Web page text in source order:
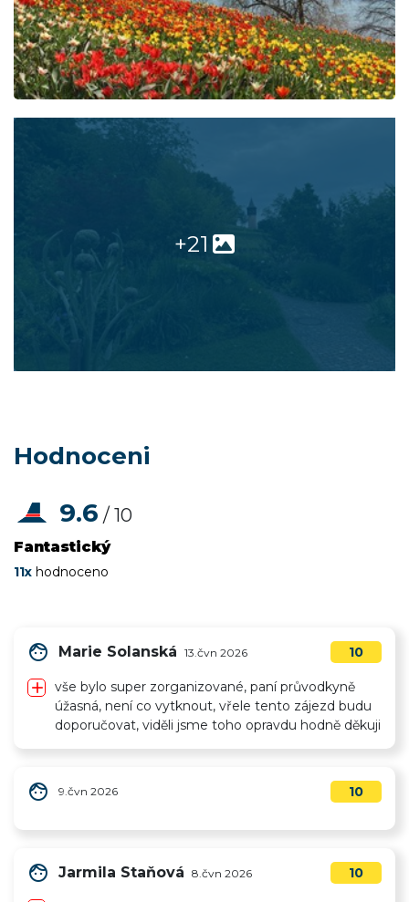
+21
Hodnoceni
9.6 / 10
Fantastický
11x hodnoceno
face Marie Solanská 13.čvn 2026
add vše bylo super zorganizované, paní průvodkyně
úžasná, není co vytknout, vřele tento zájezd budu
doporučovat, viděli jsme toho opravdu hodně děkuji
10
face 9.čvn 2026 10
face Jarmila Staňová 8.čvn 2026 10